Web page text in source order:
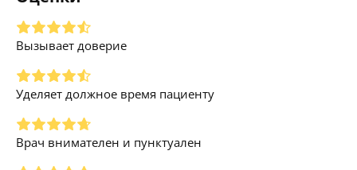
Вызывает доверие
Уделяет должное время пациенту
Врач внимателен и пунктуален